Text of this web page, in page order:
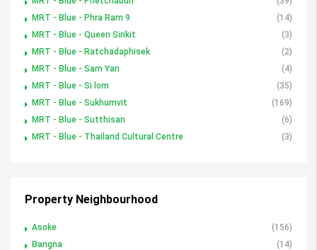
MRT - Blue - Phra Ram 9
(14)
MRT - Blue - Queen Sirikit
(3)
MRT - Blue - Ratchadaphisek
(2)
MRT - Blue - Sam Yan
(4)
MRT - Blue - Si lom
(35)
MRT - Blue - Sukhumvit
(169)
MRT - Blue - Sutthisan
(6)
MRT - Blue - Thailand Cultural Centre
(3)
Property Neighbourhood
Asoke
(156)
Bangna
(14)